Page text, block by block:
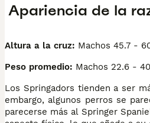
Apariencia de la
Altura a la cruz: Machos 45.7 -
Peso promedio: Machos 22.6 -
Los Springadors tienden a ser
embargo, algunos perros se
parecerse más al Springer